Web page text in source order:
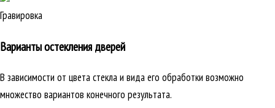
Гравировка
Варианты остекления дверей
В зависимости от цвета стекла и вида его обработки возможно
множество вариантов конечного результата.